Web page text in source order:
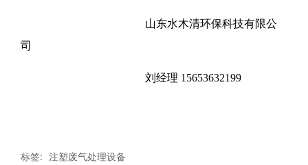
山东水木清环保科技有限公
司
刘经理 15653632199
标签: 注塑废气处理设备